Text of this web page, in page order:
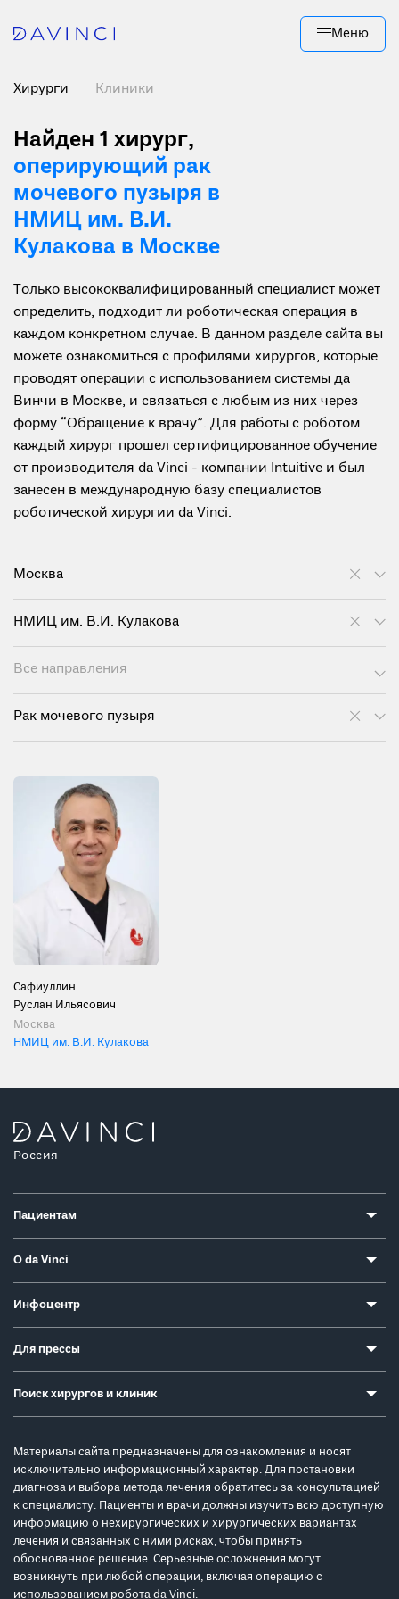
Меню
Хирурги Клиники
Найден 1 хирург,
оперирующий рак
мочевого пузыря в
НМИЦ им. В.И.
Кулакова в Москве
Только высококвалифицированный специалист может
определить, подходит ли роботическая операция в
каждом конкретном случае. В данном разделе сайта вы
можете ознакомиться с профилями хирургов, которые
проводят операции с использованием системы да
Винчи в Москве, и связаться с любым из них через
форму “Обращение к врачу”. Для работы с роботом
каждый хирург прошел сертифицированное обучение
от производителя da Vinci - компании Intuitive и был
занесен в международную базу специалистов
роботической хирургии da Vinci.
Москва
НМИЦ им. В.И. Кулакова
Все направления
Рак мочевого пузыря
Сафиуллин
Руслан Ильясович
Москва
НМИЦ им. В.И. Кулакова
Россия
Пациентам
О da Vinci
Инфоцентр
Для прессы
Поиск хирургов и клиник
Материалы сайта предназначены для ознакомления и носят
исключительно информационный характер. Для постановки
диагноза и выбора метода лечения обратитесь за консультацией
к специалисту. Пациенты и врачи должны изучить всю доступную
информацию о нехирургических и хирургических вариантах
лечения и связанных с ними рисках, чтобы принять
обоснованное решение. Серьезные осложнения могут
возникнуть при любой операции, включая операцию с
использованием робота da Vinci.